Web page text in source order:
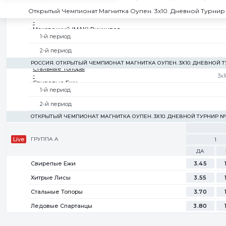
NHL 26. ЛИГА ПРО. ВОСТОЧНАЯ КОНФЕРЕНЦИЯ. ДИВИЗИОН ELITE.
Баранов (OO1) Нью-Джерси
-
Маковецкий (MAK) Виннипег
1-й период
2-й период
РОССИЯ. ОТКРЫТЫЙ ЧЕМПИОНАТ МАГНИТКА ОУПЕН. 3Х10. ДНЕВНОЙ
Стальные Топоры
-
Свирепые Ежи
1-й период
2-й период
ОТКРЫТЫЙ ЧЕМПИОНАТ МАГНИТКА ОУПЕН. 3Х10. ДНЕВНОЙ ТУРНИР
ГРУППА A
Live
1
ДА
Свирепые Ежи 3.45
Хитрые Лисы
3.55
Стальные Топоры
3.70
Ледовые Спартанцы
3.80
Открытый Чемпионат Магнитка Оупен. 3х10. Дневной